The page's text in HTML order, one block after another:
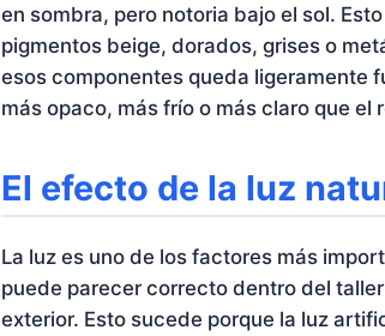
en sombra, pero notoria bajo el sol.
pigmentos beige, dorados, grises o
esos componentes queda ligeramente
más opaco, más frío o más claro que el
El efecto de la luz
La luz es uno de los factores más
puede parecer correcto dentro del
exterior. Esto sucede porque la luz